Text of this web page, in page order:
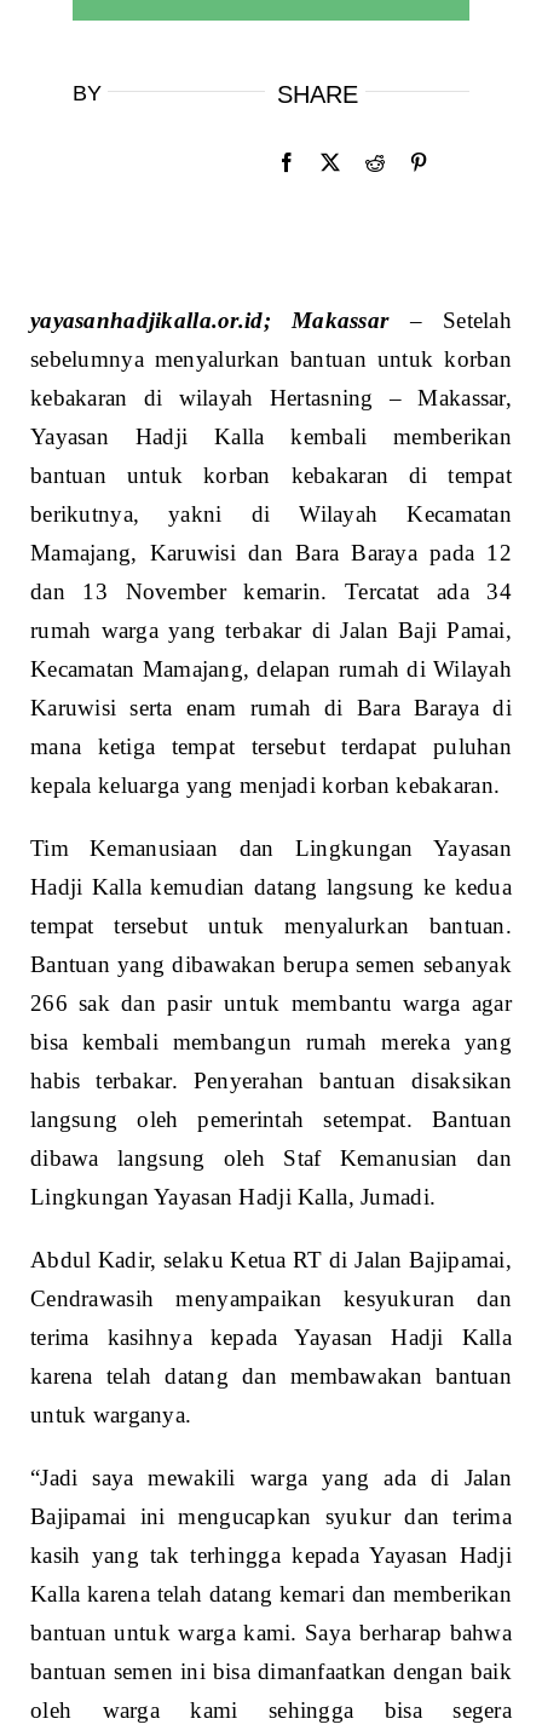
BY SHARE
yayasanhadjikalla.or.id; Makassar– Setelah
sebelumnya menyalurkan bantuan untuk korban
kebakaran di wilayah Hertasning – Makassar,
Yayasan Hadji Kalla kembali memberikan
bantuan untuk korban kebakaran di tempat
berikutnya, yakni di Wilayah Kecamatan
Mamajang, Karuwisi dan Bara Baraya pada 12
dan 13 November kemarin. Tercatat ada 34
rumah warga yang terbakar di Jalan Baji Pamai,
Kecamatan Mamajang, delapan rumah di Wilayah
Karuwisi serta enam rumah di Bara Baraya di
mana ketiga tempat tersebut terdapat puluhan
kepala keluarga yang menjadi korban kebakaran.
Tim Kemanusiaan dan Lingkungan Yayasan
Hadji Kalla kemudian datang langsung ke kedua
tempat tersebut untuk menyalurkan bantuan.
Bantuan yang dibawakan berupa semen sebanyak
266 sak dan pasir untuk membantu warga agar
bisa kembali membangun rumah mereka yang
habis terbakar. Penyerahan bantuan disaksikan
langsung oleh pemerintah setempat. Bantuan
dibawa langsung oleh Staf Kemanusian dan
Lingkungan Yayasan Hadji Kalla, Jumadi.
Abdul Kadir, selaku Ketua RT di Jalan Bajipamai,
Cendrawasih menyampaikan kesyukuran dan
terima kasihnya kepada Yayasan Hadji Kalla
karena telah datang dan membawakan bantuan
untuk warganya.
“Jadi saya mewakili warga yang ada di Jalan
Bajipamai ini mengucapkan syukur dan terima
kasih yang tak terhingga kepada Yayasan Hadji
Kalla karena telah datang kemari dan memberikan
bantuan untuk warga kami. Saya berharap bahwa
bantuan semen ini bisa dimanfaatkan dengan baik
oleh warga kami sehingga bisa segera